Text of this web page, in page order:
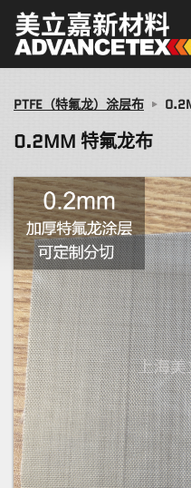
PTFE（特氟龙）涂层布
0.2MM 特氟龙布